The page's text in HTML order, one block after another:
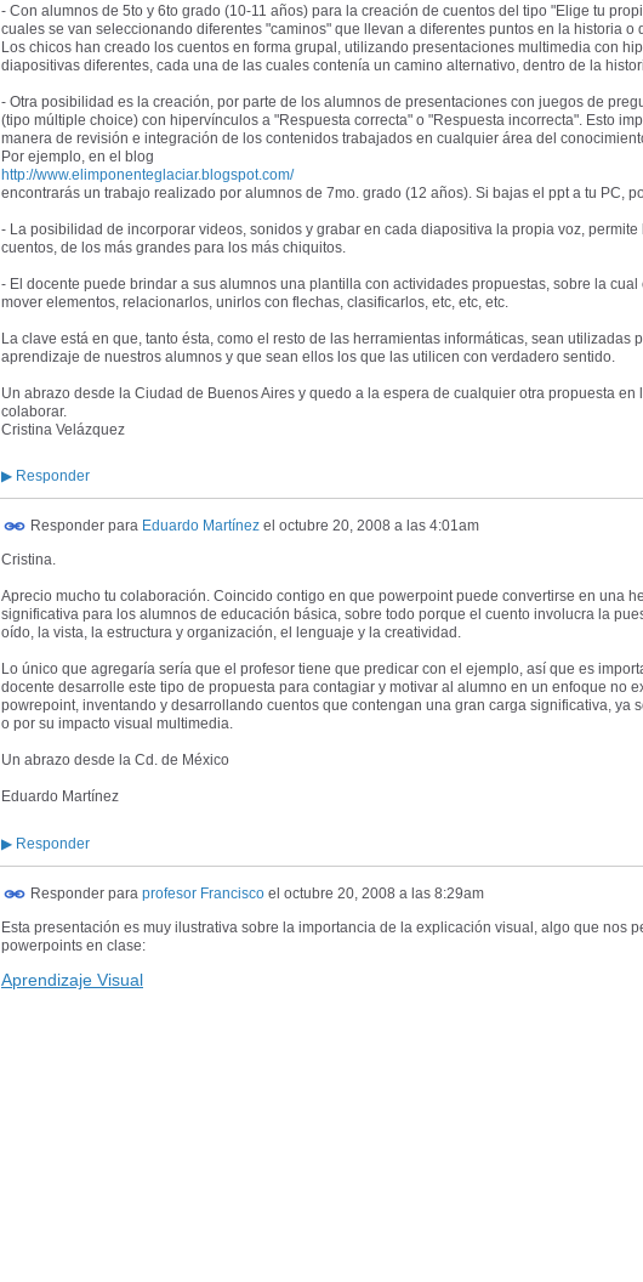
- Con alumnos de 5to y 6to grado (10-11 años) para la creación de cuentos del tipo "Elige tu
cuales se van seleccionando diferentes "caminos" que llevan a diferentes puntos en la historia o
Los chicos han creado los cuentos en forma grupal, utilizando presentaciones multimedia con
diapositivas diferentes, cada una de las cuales contenía un camino alternativo, dentro de la
- Otra posibilidad es la creación, por parte de los alumnos de presentaciones con juegos de
(tipo múltiple choice) con hipervínculos a "Respuesta correcta" o "Respuesta incorrecta". Esto
manera de revisión e integración de los contenidos trabajados en cualquier área del
Por ejemplo, en el blog
http://www.elimponenteglaciar.blogspot.com/
encontrarás un trabajo realizado por alumnos de 7mo. grado (12 años). Si bajas el ppt a tu PC,
- La posibilidad de incorporar videos, sonidos y grabar en cada diapositiva la propia voz, permite
cuentos, de los más grandes para los más chiquitos.
- El docente puede brindar a sus alumnos una plantilla con actividades propuestas, sobre la
mover elementos, relacionarlos, unirlos con flechas, clasificarlos, etc, etc, etc.
La clave está en que, tanto ésta, como el resto de las herramientas informáticas, sean utilizadas
aprendizaje de nuestros alumnos y que sean ellos los que las utilicen con verdadero sentido.
Un abrazo desde la Ciudad de Buenos Aires y quedo a la espera de cualquier otra propuesta en
colaborar.
Cristina Velázquez
▶ Responder
Responder para Eduardo Martínez el octubre 20, 2008 a las 4:01am
Cristina.
Aprecio mucho tu colaboración. Coincido contigo en que powerpoint puede convertirse en una
significativa para los alumnos de educación básica, sobre todo porque el cuento involucra la
oído, la vista, la estructura y organización, el lenguaje y la creatividad.
Lo único que agregaría sería que el profesor tiene que predicar con el ejemplo, así que es
docente desarrolle este tipo de propuesta para contagiar y motivar al alumno en un enfoque no
powrepoint, inventando y desarrollando cuentos que contengan una gran carga significativa, ya
o por su impacto visual multimedia.
Un abrazo desde la Cd. de México
Eduardo Martínez
▶ Responder
Responder para profesor Francisco el octubre 20, 2008 a las 8:29am
Esta presentación es muy ilustrativa sobre la importancia de la explicación visual, algo que nos
powerpoints en clase:
Aprendizaje Visual